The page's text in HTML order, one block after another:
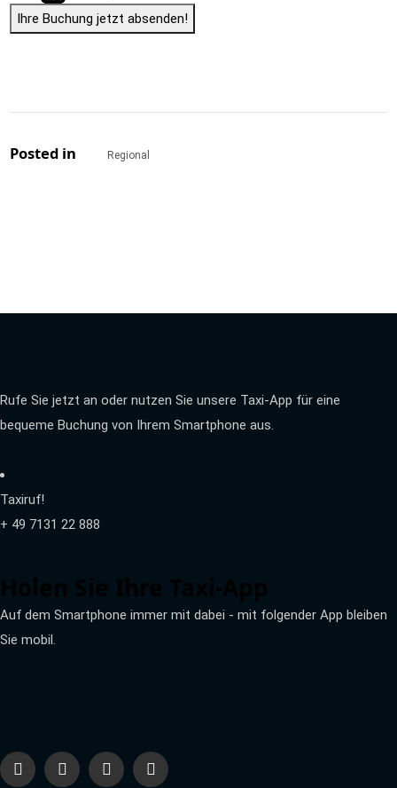
Ihre Buchung jetzt absenden!
Posted in Regional
Rufe Sie jetzt an oder nutzen Sie unsere Taxi-App für eine
bequeme Buchung von Ihrem Smartphone aus.
Taxiruf!
+ 49 7131 22 888
Auf dem Smartphone immer mit dabei - mit folgender App bleiben
Sie mobil.